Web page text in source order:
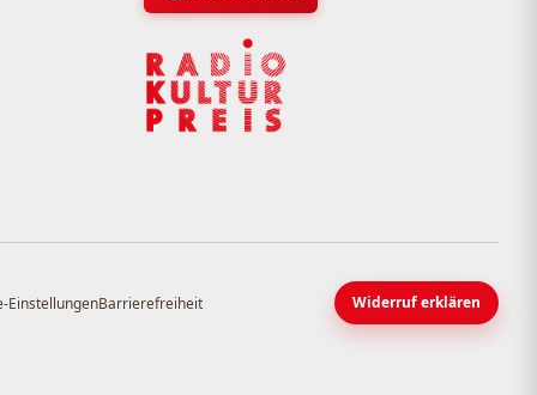
EinstellungenBarrierefreiheit Widerruf erklären